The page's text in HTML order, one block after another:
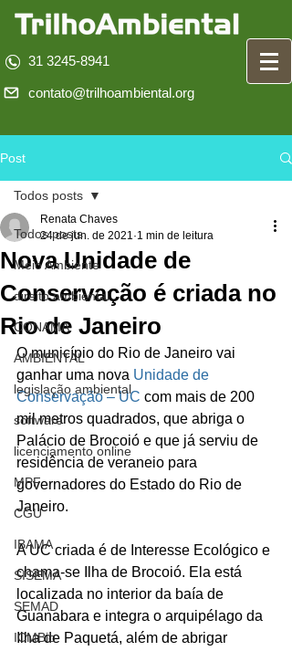
31 3245-8941
contato@trilhoambiental.org
Post
Todos posts
Meio Ambiente
direito ambiental
CONAMA
AMBIENTAL
legislação ambiental
software
licenciamento online
MPF
CGU
IBAMA
SISEMA
SEMAD
ICMBio
Todos posts
Nova Unidade de
Conservação é criada no
Rio de Janeiro
Renata Chaves
24 de jun. de 2021 1 min de leitura
O município do Rio de Janeiro vai
ganhar uma nova Unidade de
Conservação – UC com mais de 200
mil metros quadrados, que abriga o
Palácio de Brocoió e que já serviu de
residência de veraneio para
governadores do Estado do Rio de
Janeiro.
A UC criada é de Interesse Ecológico e
chama-se Ilha de Brocoió. Ela está
localizada no interior da baía de
Guanabara e integra o arquipélago da
Ilha de Paquetá, além de abrigar